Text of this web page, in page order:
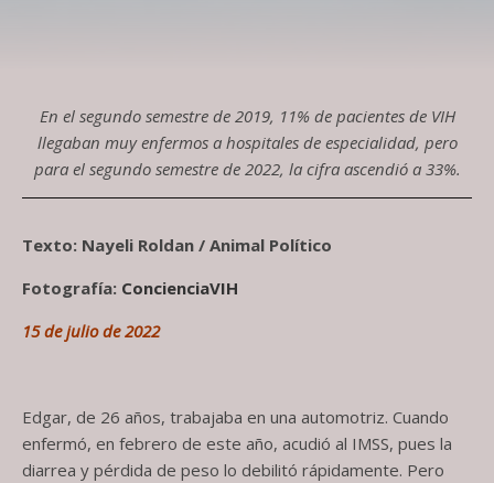
En el segundo semestre de 2019, 11% de pacientes de VIH
llegaban muy enfermos a hospitales de especialidad, pero
para el segundo semestre de 2022, la cifra ascendió a 33%.
Texto: Nayeli Roldan / Animal Político
Fotografía: ConcienciaVIH
15 de julio de 2022
Edgar, de 26 años, trabajaba en una automotriz. Cuando
enfermó, en febrero de este año, acudió al IMSS, pues la
diarrea y pérdida de peso lo debilitó rápidamente. Pero